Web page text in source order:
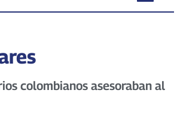
colombianos asesoraban al